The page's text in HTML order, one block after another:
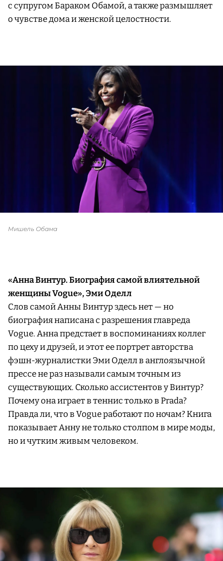
с супругом Бараком Обамой, а также размышляет
о чувстве дома и женской целостности.
Мишель Обама
«Анна Винтур. Биография самой влиятельной
женщины Vogue», Эми Оделл
Слов самой Анны Винтур здесь нет — но
биография написана с разрешения главреда
Vogue. Анна предстает в воспоминаниях коллег
по цеху и друзей, и этот ее портрет авторства
фэшн-журналистки Эми Оделл в англоязычной
прессе не раз называли самым точным из
существующих. Сколько ассистентов у Винтур?
Почему она играет в теннис только в Prada?
Правда ли, что в Vogue работают по ночам? Книга
показывает Анну не только столпом в мире моды,
но и чутким живым человеком.